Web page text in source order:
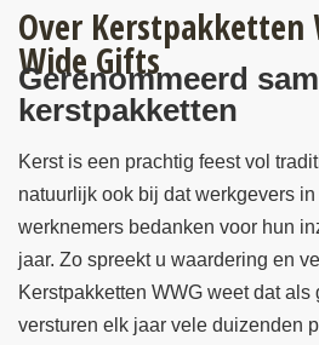
Over Kerstpakketten
Wide Gifts
Gerenommeerd
kerstpakketten
Kerst is een prachtig feest vol
natuurlijk ook bij dat werkgevers
werknemers bedanken voor hun
jaar. Zo spreekt u waardering en
Kerstpakketten WWG weet dat als
versturen elk jaar vele duizenden